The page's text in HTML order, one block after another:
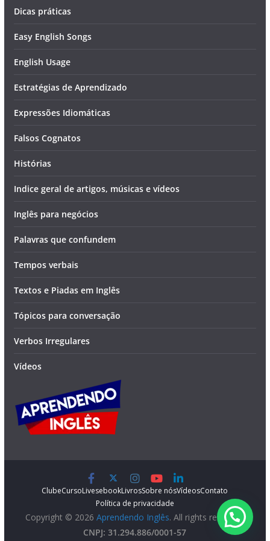
Dicas práticas
Easy English Songs
English Usage
Estratégias de Aprendizado
Expressões Idiomáticas
Falsos Cognatos
Histórias
Indice geral de artigos, músicas e vídeos
Inglês para negócios
Palavras que confundem
Tempos verbais
Textos e Piadas em Inglês
Tópicos para conversação
Verbos Irregulares
Vídeos
ClubeCursoLivesebookLivrosSobre nósVídeosContato
Política de privacidade
Copyright © 2026 Aprendendo Inglês. All rights reserved.
CNPJ: 31.294.886/0001-57